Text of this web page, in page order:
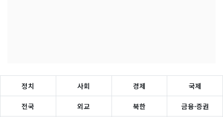
정치 사회 경제 국제
전국 외교 북한 금융·증권